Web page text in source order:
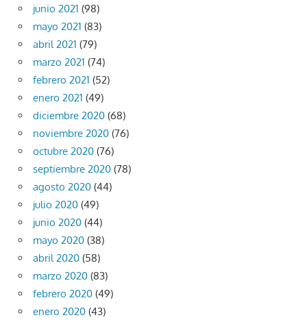
junio 2021 (98)
mayo 2021 (83)
abril 2021 (79)
marzo 2021 (74)
febrero 2021 (52)
enero 2021 (49)
diciembre 2020 (68)
noviembre 2020 (76)
octubre 2020 (76)
septiembre 2020 (78)
agosto 2020 (44)
julio 2020 (49)
junio 2020 (44)
mayo 2020 (38)
abril 2020 (58)
marzo 2020 (83)
febrero 2020 (49)
enero 2020 (43)